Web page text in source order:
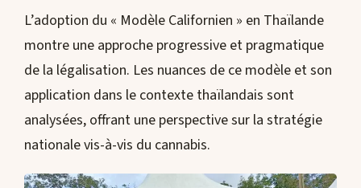
L’adoption du « Modèle Californien » en Thaïlande
montre une approche progressive et pragmatique
de la légalisation. Les nuances de ce modèle et son
application dans le contexte thaïlandais sont
analysées, offrant une perspective sur la stratégie
nationale vis-à-vis du cannabis.